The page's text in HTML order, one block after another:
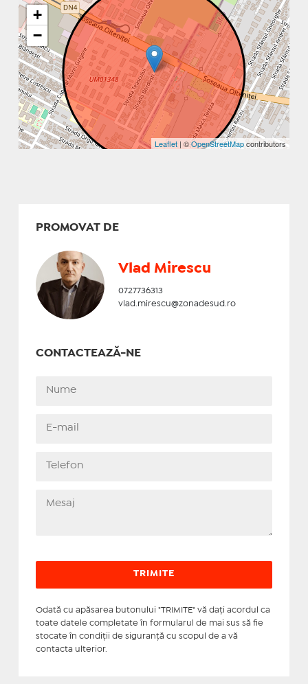
+
−
Leaflet | ©OpenStreetMapcontributors
PROMOVAT DE
Vlad Mirescu
0727736313
vlad.mirescu@zonadesud.ro
CONTACTEAZĂ-NE
Odată cu apăsarea butonului "TRIMITE" vă daţi acordul ca
toate datele completate în formularul de mai sus să fie
stocate în condiţii de siguranţă cu scopul de a vă
contacta ulterior.